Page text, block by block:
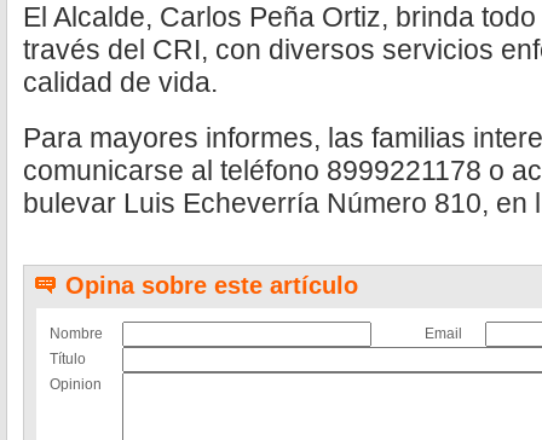
El Alcalde, Carlos Peña Ortiz, brinda
través del CRI, con diversos servicios
calidad de vida.
Para mayores informes, las familias
comunicarse al teléfono 8999221178 o
bulevar Luis Echeverría Número 810, en
Opina sobre este artículo
Nombre
Email
Título
Opinion